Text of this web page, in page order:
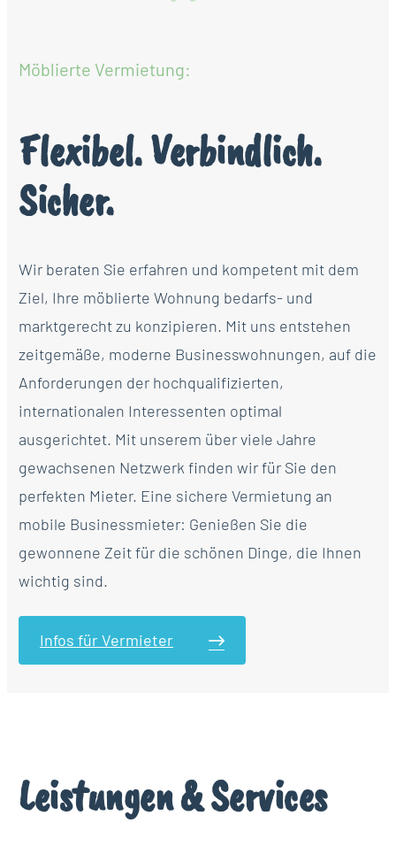
Flexibel. Verbindlich.
Sicher.
Möblierte Vermietung:
Wir beraten Sie erfahren und kompetent mit dem
Ziel, Ihre möblierte Wohnung bedarfs- und
marktgerecht zu konzipieren. Mit uns entstehen
zeitgemäße, moderne Businesswohnungen, auf die
Anforderungen der hochqualifizierten,
internationalen Interessenten optimal
ausgerichtet. Mit unserem über viele Jahre
gewachsenen Netzwerk finden wir für Sie den
perfekten Mieter. Eine sichere Vermietung an
mobile Businessmieter: Genießen Sie die
gewonnene Zeit für die schönen Dinge, die Ihnen
wichtig sind.
Infos für Vermieter
Leistungen & Services